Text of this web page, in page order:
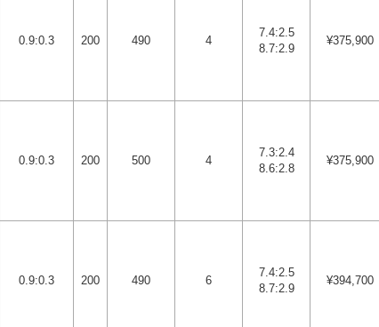
0.9:0.3 200 490 4
7.4:2.5
8.7:2.9
¥375,900
0.9:0.3 200 500 4
7.3:2.4
8.6:2.8
¥375,900
0.9:0.3 200 490 6
7.4:2.5
8.7:2.9
¥394,700